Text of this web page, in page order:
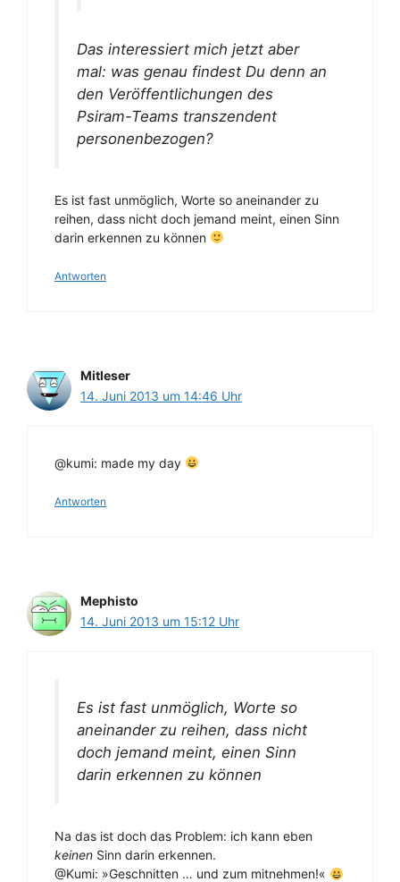
Das interessiert mich jetzt aber
mal: was genau findest Du denn an
den Veröffentlichungen des
Psiram-Teams transzendent
personenbezogen?
Es ist fast unmöglich, Worte so aneinander zu
reihen, dass nicht doch jemand meint, einen Sinn
darin erkennen zu können
Antworten
Mitleser
14. Juni 2013 um 14:46 Uhr
@kumi: made my day
Antworten
Mephisto
14. Juni 2013 um 15:12 Uhr
Es ist fast unmöglich, Worte so
aneinander zu reihen, dass nicht
doch jemand meint, einen Sinn
darin erkennen zu können
Na das ist doch das Problem: ich kann eben
keinen Sinn darin erkennen.
@Kumi: »Geschnitten … und zum mitnehmen!«